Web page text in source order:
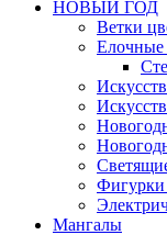
НОВЫЙ ГОД
Ветки
Елочные
Фигурки
Мангалы